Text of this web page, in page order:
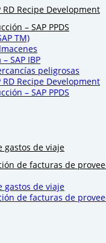
Recipe Development
– SAP PPDS
TM)
SAP IBP
peligrosas
Recipe Development
– SAP PPDS
gastos de viaje
de facturas de
gastos de viaje
de facturas de